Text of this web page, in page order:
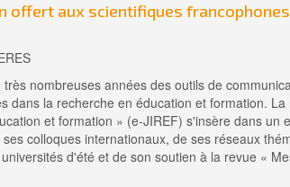
offert aux scientifiques
nombreuses années des outils de
dans la recherche en éducation et formation. La
et formation » (e-JIREF) s'insère dans un
colloques internationaux, de ses réseaux
d'été et de son soutien à la revue «